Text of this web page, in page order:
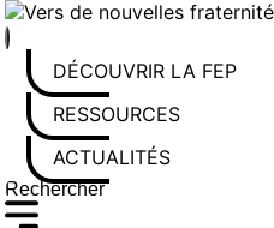
Aller
au
contenuDÉCOUVRIR LA FEP
RESSOURCES
ACTUALITÉS
Rechercher sur le site
Saisissez au moins 3